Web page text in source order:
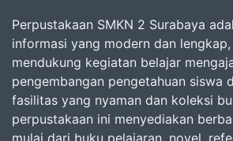
Perpustakaan SMKN 2 Surabaya
informasi yang modern dan
mendukung kegiatan belajar
pengembangan pengetahuan siswa
fasilitas yang nyaman dan koleksi
perpustakaan ini menyediakan
mulai dari buku pelajaran, novel,